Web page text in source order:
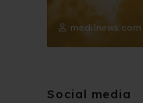
medi1news.com
Social media